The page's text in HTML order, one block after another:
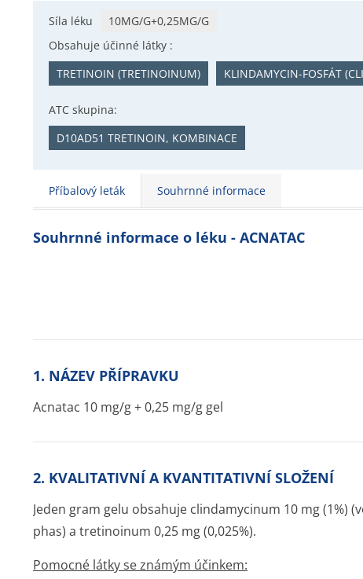
Síla léku
10MG/G+0,25MG/G
Obsahuje účinné látky :
TRETINOIN (TRETINOINUM)
KLINDAMYCIN-FOSFÁT
ATC skupina:
D10AD51 TRETINOIN, KOMBINACE
Příbalový leták Souhrnné informace
Souhrnné informace o léku - ACNATAC
1. NÁZEV PŘÍPRAVKU
Acnatac 10 mg/g + 0,25 mg/g gel
2. KVALITATIVNÍ A KVANTITATIVNÍ SLOŽENÍ
Jeden gram gelu obsahuje clindamycinum 10 mg
phas) a tretinoinum 0,25 mg (0,025%).
Pomocné látky se známým účinkem: